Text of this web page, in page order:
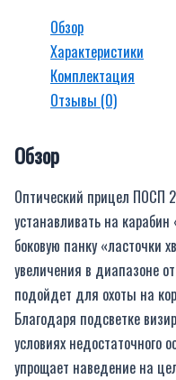
Обзор
Характеристики
Комплектация
Отзывы (0)
Обзор
Оптический прицел ПОСП
устанавливать на
боковую панку «ласточки
увеличения в диапазоне
подойдет для охоты на
Благодаря подсветке
условиях недостаточного
упрощает наведение на